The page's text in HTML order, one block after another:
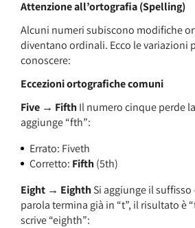
Attenzione all’ortografia (Spelling)
Alcuni numeri subiscono modifiche
diventano ordinali. Ecco le variazioni
conoscere:
Eccezioni ortografiche comuni
Five → Fifth Il numero cinque perde
aggiunge “fth”:
Errato: Fiveth
Corretto: Fifth (5th)
Eight → Eighth Si aggiunge il
parola termina già in “t”, il risultato è
scrive “eighth”: